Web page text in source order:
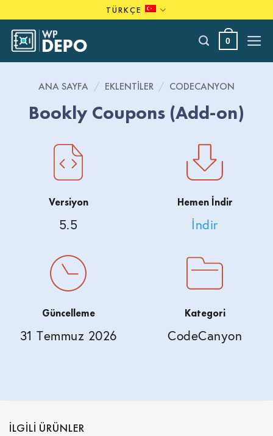
to
content
TÜRKÇE
0
ANA SAYFA / EKLENTILER / CODECANYON
Bookly Coupons (Add-on)
Versiyon
5.5
Hemen İndir
İndir
Güncelleme
31 Temmuz 2026
Kategori
CodeCanyon
İLGILI ÜRÜNLER